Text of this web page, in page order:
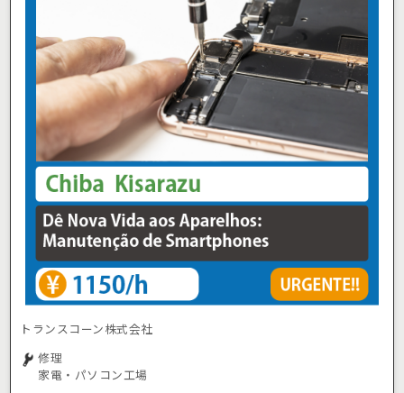
トランスコーン株式会社
修理
家電・パソコン工場